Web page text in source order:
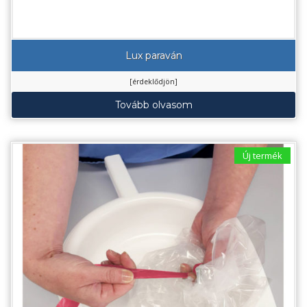
Lux paraván
[érdeklődjön]
Tovább olvasom
Új termék